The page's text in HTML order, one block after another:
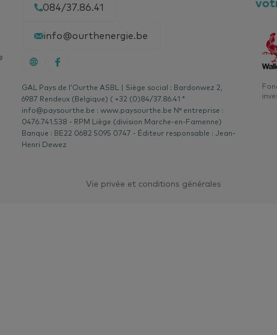
les temps d’ouverture de la porte.
de papier: si elle est bien pincée par la porte, le joint est
le joint est à remplacer. Le joint est une pièce détachée
de démonter et remonter.
du surgélateur, le choix doit se porter de
à la meilleure classe énergétique, c’est-à-dire A : le
estime que les surgélateurs horizontaux (bahuts)
084/37.86.41
info@ourthenergie.be
GAL Pays de l’Ourthe ASBL | Siège social : Bardonwez 2,
6987 Rendeux (Belgique) ( +32 (0)84/37.86.41 *
info@paysourthe.be : www.paysourthe.be N° entreprise :
0476.741.538 - RPM Liège (division Marche-en-Famenne)
Banque : BE22 0682 5095 0747 - Éditeur responsable : Jean-
Henri Dewez
Vie privée et conditions générales